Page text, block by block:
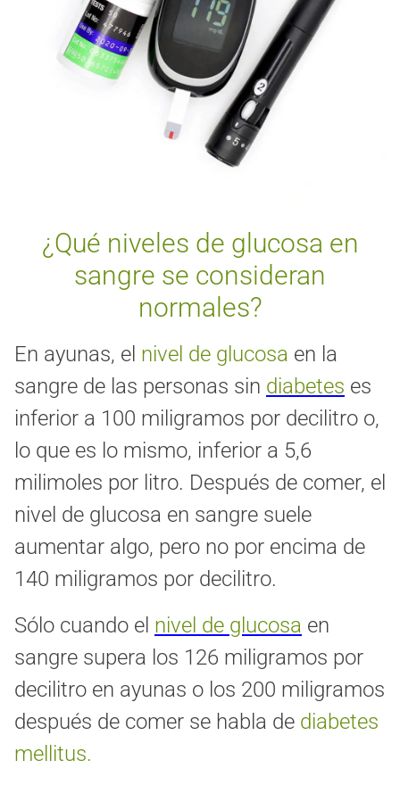
¿Qué niveles de glucosa en
sangre se consideran
normales?
En ayunas, el nivel de glucosa en la
sangre de las personas sin diabetes es
inferior a 100 miligramos por decilitro o,
lo que es lo mismo, inferior a 5,6
milimoles por litro. Después de comer, el
nivel de glucosa en sangre suele
aumentar algo, pero no por encima de
140 miligramos por decilitro.
Sólo cuando el nivel de glucosa en
sangre supera los 126 miligramos por
decilitro en ayunas o los 200 miligramos
después de comer se habla de diabetes
mellitus.